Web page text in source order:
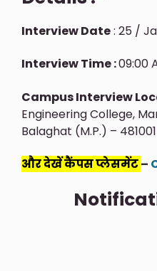
Interview Date: 25 /
Interview Time :09:00
Campus Interview
Engineering College,
Balaghat (M.P.) – 481001
और देखें कैंपस प्लेसमेंट–